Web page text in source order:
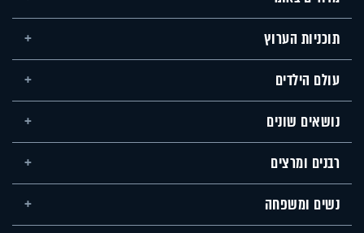
תוכניות הערוץ
עולם הילדים
נושאים שונים
רבנים ומרצים
נשים ומשפחה